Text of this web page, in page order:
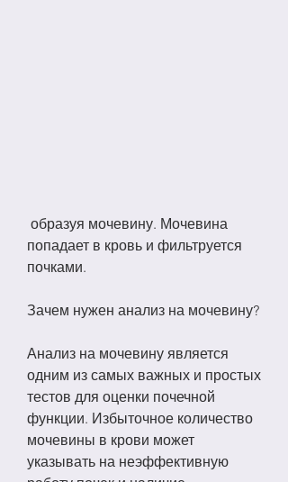
попадает в кровь и фильтруется
почками.
Зачем нужен анализ на мочевину?
Анализ на мочевину является
одним из самых важных и простых
тестов для оценки почечной
функции. Избыточное количество
мочевины в крови может
указывать на неэффективную